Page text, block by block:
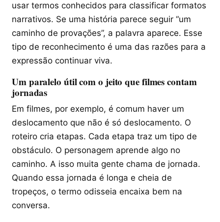
usar termos conhecidos para classificar formatos
narrativos. Se uma história parece seguir “um
caminho de provações”, a palavra aparece. Esse
tipo de reconhecimento é uma das razões para a
expressão continuar viva.
Um paralelo útil com o jeito que filmes contam
jornadas
Em filmes, por exemplo, é comum haver um
deslocamento que não é só deslocamento. O
roteiro cria etapas. Cada etapa traz um tipo de
obstáculo. O personagem aprende algo no
caminho. A isso muita gente chama de jornada.
Quando essa jornada é longa e cheia de
tropeços, o termo odisseia encaixa bem na
conversa.